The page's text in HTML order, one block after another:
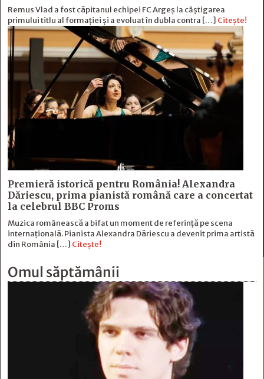
Remus Vlad a fost căpitanul echipei FC Argeș la câștigarea
primului titlu al formației și a evoluat în dubla contra […] Citește!
Premieră istorică pentru România! Alexandra
Dăriescu, prima pianistă română care a concertat
la celebrul BBC Proms
Muzica românească a bifat un moment de referință pe scena
internațională. Pianista Alexandra Dăriescu a devenit prima artistă
din România […] Citește!
Omul săptămânii